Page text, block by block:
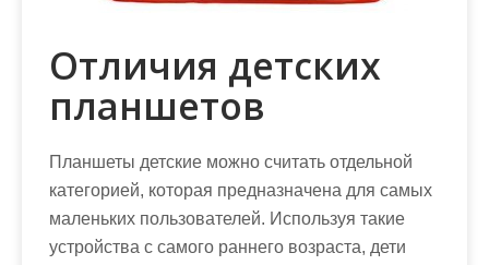
Отличия детских
планшетов
Планшеты детские можно считать отдельной
категорией, которая предназначена для самых
маленьких пользователей. Используя такие
устройства с самого раннего возраста, дети